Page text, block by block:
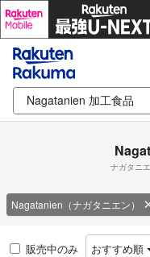
ナガタニ
Nagatanien（ナガタニエン）
販売中のみ おすすめ順